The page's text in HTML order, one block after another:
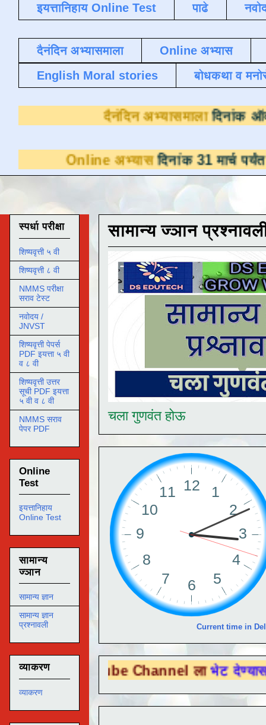
इयत्तानिहाय Online Test पाढे
दैनंदिन अभ्यासमाला
Online अभ्यास
English Moral stories
बोधकथा व
दैनंदिन
अभ्यासदिनांक 31 मार्च पर्यंत
सामान्य ज्ञान
चला गुणवंत होऊ
Current time in
Tube Channel लाभेट देण्यासाठी येथे क्लिक
स्पर्धा परीक्षा
शिष्यवृत्ती ५ वी
शिष्यवृत्ती ८ वी
NMMS परीक्षा
सराव टेस्ट
नवोदय /
JNVST
शिष्यवृत्ती पेपर्स
PDF इयत्ता ५ वी
व ८ वी
शिष्यवृत्ती उत्तर
सूची PDF इयत्ता
५ वी व ८ वी
NMMS सराव
पेपर PDF
Online
Test
इयत्तानिहाय
Online Test
सामान्य
ज्ञान
सामान्य ज्ञान
सामान्य ज्ञान
प्रश्नावली
व्याकरण
व्याकरण